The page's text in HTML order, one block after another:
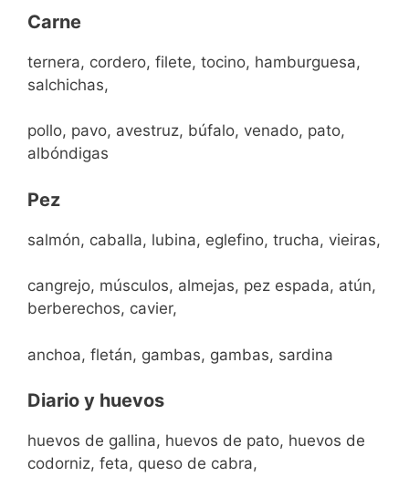
Carne
ternera, cordero, filete, tocino, hamburguesa,
salchichas,
pollo, pavo, avestruz, búfalo, venado, pato,
albóndigas
Pez
salmón, caballa, lubina, eglefino, trucha, vieiras,
cangrejo, músculos, almejas, pez espada, atún,
berberechos, cavier,
anchoa, fletán, gambas, gambas, sardina
Diario y huevos
huevos de gallina, huevos de pato, huevos de
codorniz, feta, queso de cabra,